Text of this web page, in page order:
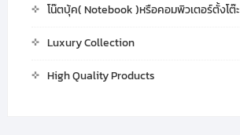
โน๊ตบุ้ค( Notebook )หรือคอมพิวเตอร์ตั้งโต๊ะ
Luxury Collection
High Quality Products